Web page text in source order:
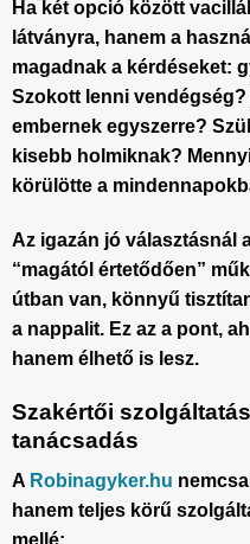
Ha két opció között
látványra, hanem a
magadnak a kérdéseket:
Szokott lenni
embernek egyszerre?
kisebb holmiknak?
körülötte a
Az igazán jó választásnál
“magától értetődően”
útban van, könnyű
a nappalit. Ez az a pont,
hanem élhető is lesz.
Szakértői
tanácsadás
A Robinagyker.hu
hanem teljes körű